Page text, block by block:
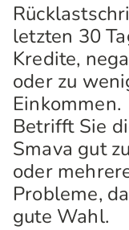
letzten 30
Kredite,
oder zu
Einkommen.
Betrifft Sie
Smava gut
oder
Probleme,
gute Wahl.